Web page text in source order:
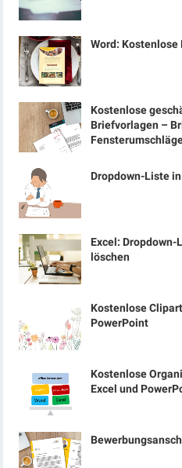
Word:
Kostenlose
Briefvorlagen –
Dropdown-Liste
Excel:
löschen
Kostenlose
PowerPoint
Kostenlose
Excel und